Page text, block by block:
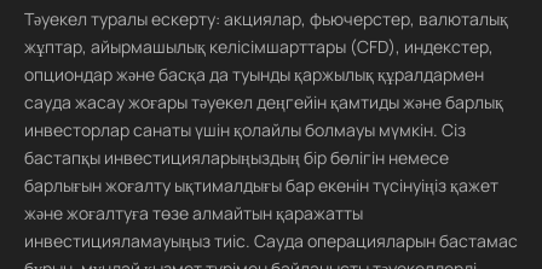
Тәуекел туралы ескерту: акциялар, фьючерстер, валюталық
жұптар, айырмашылық келісімшарттары (CFD), индекстер,
опциондар және басқа да туынды қаржылық құралдармен
сауда жасау жоғары тәуекел деңгейін қамтиды және барлық
инвесторлар санаты үшін қолайлы болмауы мүмкін. Сіз
бастапқы инвестицияларыңыздың бір бөлігін немесе
барлығын жоғалту ықтималдығы бар екенін түсінуіңіз қажет
және жоғалтуға төзе алмайтын қаражатты
инвестицияламауыңыз тиіс. Сауда операцияларын бастамас